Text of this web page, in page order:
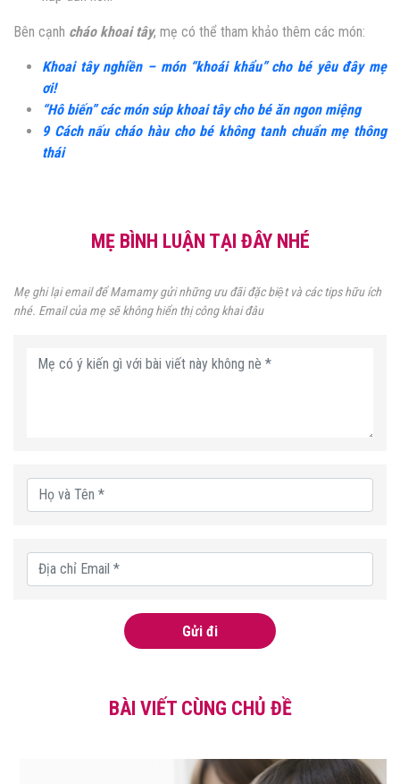
Bên cạnh cháo khoai tây, mẹ có thể tham khảo thêm các món:
Khoai tây nghiền – món “khoái khẩu” cho bé yêu đây mẹ
ơi!
“Hô biến” các món súp khoai tây cho bé ăn ngon miệng
9 Cách nấu cháo hàu cho bé không tanh chuẩn mẹ thông
thái
MẸ BÌNH LUẬN TẠI ĐÂY NHÉ
Mẹ ghi lại email để Mamamy gửi những ưu đãi đặc biệt và các tips hữu ích
nhé. Email của mẹ sẽ không hiển thị công khai đâu
Gửi đi
BÀI VIẾT CÙNG CHỦ ĐỀ